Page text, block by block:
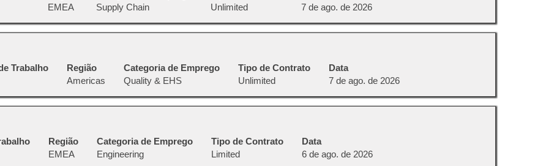
EMEA
Supply Chain
Unlimited
7 de ago. de 2026
Trabalho
Região
Americas
Categoria de Emprego
Quality & EHS
Tipo de Contrato
Unlimited
Data
7 de ago. de 2026
Região
EMEA
Categoria de Emprego
Engineering
Tipo de Contrato
Limited
Data
6 de ago. de 2026